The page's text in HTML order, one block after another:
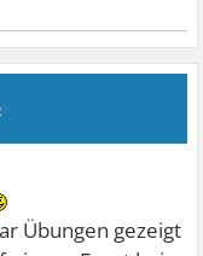
Übungen gezeigt